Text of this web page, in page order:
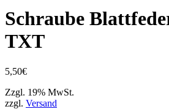
Schraube
TXT
5,50€
Zzgl. 19% MwSt.
zzgl. Versand